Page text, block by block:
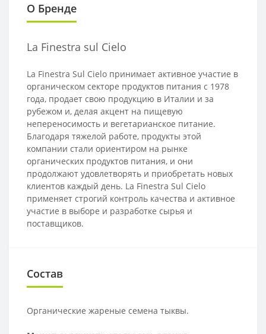
О Бренде
La Finestra sul Cielo
La Finestra Sul Cielo принимает активное участие в
органическом секторе продуктов питания с 1978
года, продает свою продукцию в Италии и за
рубежом и, делая акцент на пищевую
непереносимость и вегетарианское питание.
Благодаря тяжелой работе, продукты этой
компании стали ориентиром на рынке
органических продуктов питания, и они
продолжают удовлетворять и приобретать новых
клиентов каждый день. La Finestra Sul Cielo
применяет строгий контроль качества и активное
участие в выборе и разработке сырья и
поставщиков.
Состав
Органические жареные семена тыквы.